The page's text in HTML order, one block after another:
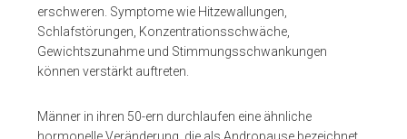
erschweren. Symptome wie Hitzewallungen,
Schlafstörungen, Konzentrationsschwäche,
Gewichtszunahme und Stimmungsschwankungen
können verstärkt auftreten.
Männer in ihren 50-ern durchlaufen eine ähnliche